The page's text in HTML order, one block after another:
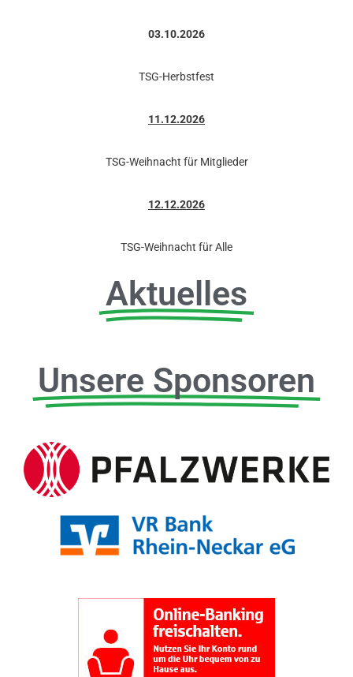
03.10.2026
TSG-Herbstfest
11.12.2026
TSG-Weihnacht für Mitglieder
12.12.2026
TSG-Weihnacht für Alle
Aktuelles
Unsere Sponsoren